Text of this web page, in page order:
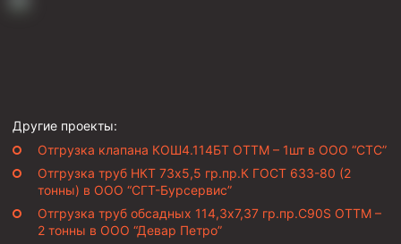
Другие проекты:
Отгрузка клапана КОШ4.114БТ ОТТМ – 1шт в ООО “СТС”
Отгрузка труб НКТ 73х5,5 гр.пр.К ГОСТ 633-80 (2
тонны) в ООО “СГТ-Бурсервис”
Отгрузка труб обсадных 114,3х7,37 гр.пр.C90S ОТТМ –
2 тонны в ООО “Девар Петро”